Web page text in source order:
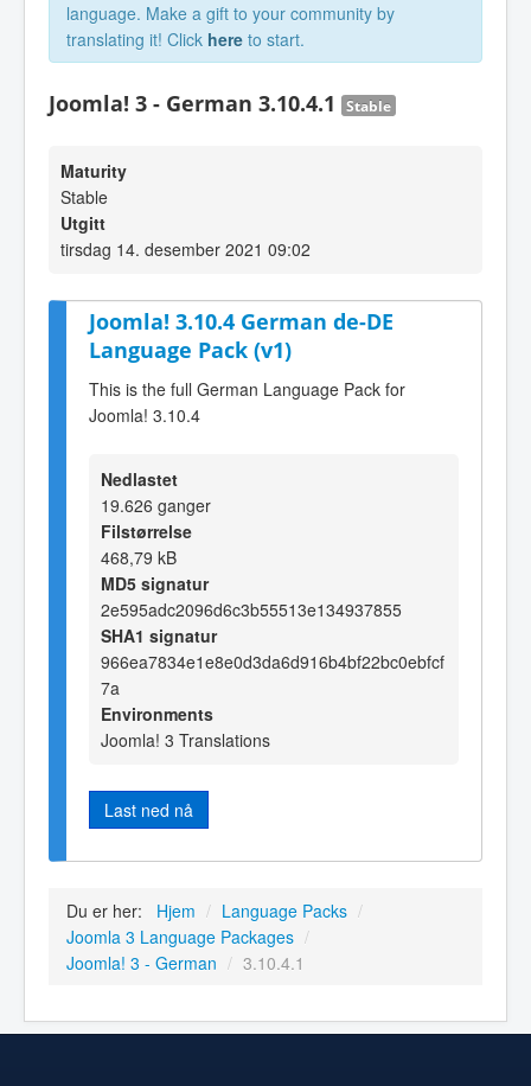
language. Make a gift to your community by
translating it! Click here to start.
Joomla! 3 - German 3.10.4.1 Stable
Maturity
Stable
Utgitt
tirsdag 14. desember 2021 09:02
Joomla! 3.10.4 German de-DE
Language Pack (v1)
This is the full German Language Pack for
Joomla! 3.10.4
Nedlastet
19.626 ganger
Filstørrelse
468,79 kB
MD5 signatur
2e595adc2096d6c3b55513e134937855
SHA1 signatur
966ea7834e1e8e0d3da6d916b4bf22bc0ebfcf
7a
Environments
Joomla! 3 Translations
Last ned nå
Du er her: Hjem / Language Packs /
Joomla 3 Language Packages /
Joomla! 3 - German / 3.10.4.1